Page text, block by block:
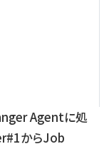
Agentに処
からJob